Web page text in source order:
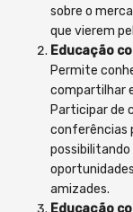
sobre o
que vierem
Educação
Permite
compartilhar
Participar de
conferências
possibilitando
amizades.
Educação